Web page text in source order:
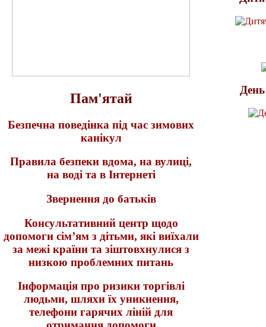
Пам'ятай
Безпечна поведінка під час зимових
канікул
Правила безпеки вдома, на вулиці,
на воді та в Інтернеті
Звернення до батьків
Консультативний центр щодо
допомоги сім’ям з дітьми, які виїхали
за межі країни та зіштовхнулися з
низкою проблемних питань
Інформація про ризики торгівлі
людьми, шляхи їх уникнення,
телефони гарячих ліній для
День